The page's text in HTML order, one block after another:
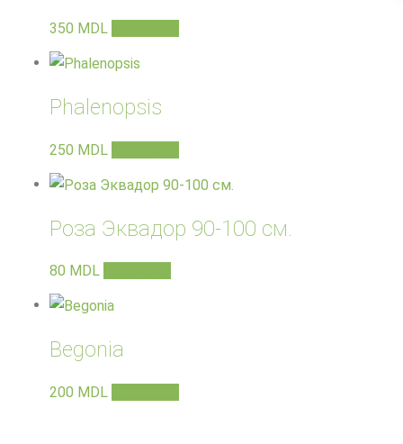
350 MDL
Phalenopsis
250 MDL
Роза Эквадор 90-100 см.
80 MDL
Begonia
200 MDL